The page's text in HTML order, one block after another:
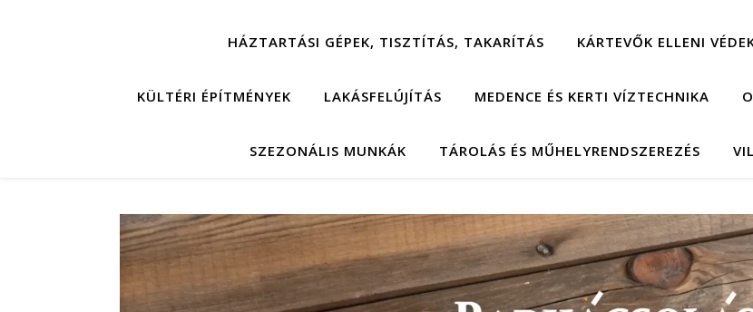
HÁZTARTÁSI GÉPEK, TISZTÍTÁS, TAKARÍTÁS KÁRTEVŐK ELLENI
KÜLTÉRI ÉPÍTMÉNYEK LAKÁSFELÚJÍTÁS MEDENCE ÉS KERTI VÍZTECHNIKA
SZEZONÁLIS MUNKÁK TÁROLÁS ÉS MŰHELYRENDSZEREZÉS